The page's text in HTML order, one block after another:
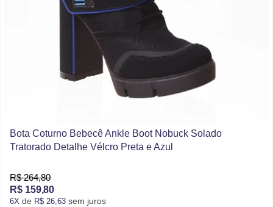
Bota Coturno Bebecê Ankle Boot Nobuck Solado
Tratorado Detalhe Vélcro Preta e Azul
R$ 264,80
R$ 159,80
6X de R$ 26,63 sem juros